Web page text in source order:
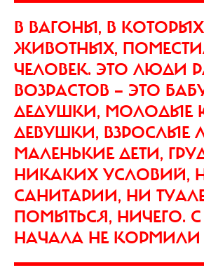
В ВАГОНЫ, В
ЖИВОТНЫХ,
ЧЕЛОВЕК. ЭТО ЛЮДИ
ВОЗРАСТОВ — ЭТО
ДЕДУШКИ,
ДЕВУШКИ, ВЗРОСЛЫЕ
МАЛЕНЬКИЕ ДЕТИ,
НИКАКИХ УСЛОВИЙ,
САНИТАРИИ, НИ
ПОМЫТЬСЯ, НИЧЕГО.
НАЧАЛА НЕ КОРМИЛИ